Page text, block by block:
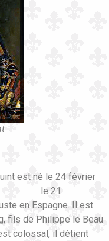
est né le 24 février
mort le 21
en Espagne. Il est
fils de Philippe le Beau
colossal, il détient